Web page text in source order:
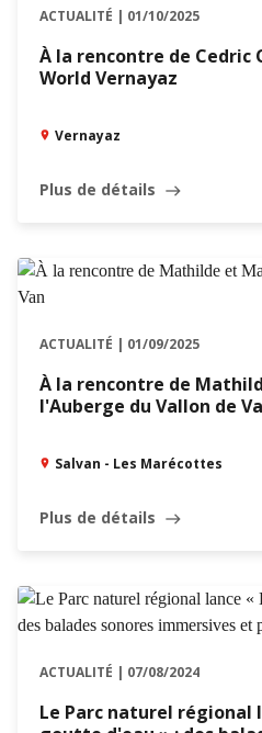
ACTUALITÉ | 01/10/2025
À la rencontre de Cedric
World Vernayaz
Vernayaz
Plus de détails east
ACTUALITÉ | 01/09/2025
À la rencontre de
l'Auberge du Vallon de
Salvan - Les Marécottes
Plus de détails east
ACTUALITÉ | 07/08/2024
Le Parc naturel régional